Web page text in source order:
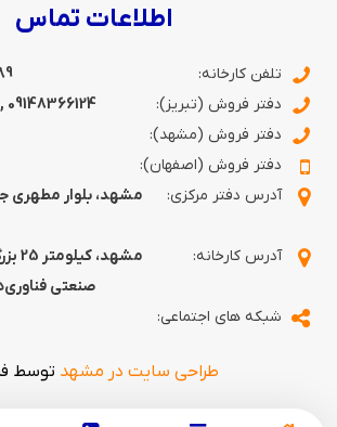
اطلاعات تماس
تلفن کارخانه:
دفتر فروش (تبریز):
09148366124
,
دفتر فروش (مشهد):
دفتر فروش (اصفهان):
آدرس دفتر مرکزی:
مشهد، بلوار مطهری
آدرس کارخانه:
صنعتی
شبکه های اجتماعی:
طراحی سایت در مشهد توسط